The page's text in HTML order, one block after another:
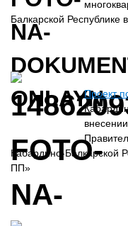
Балкарской Республике
Проект
Кабардино-Балкарской
ПП»